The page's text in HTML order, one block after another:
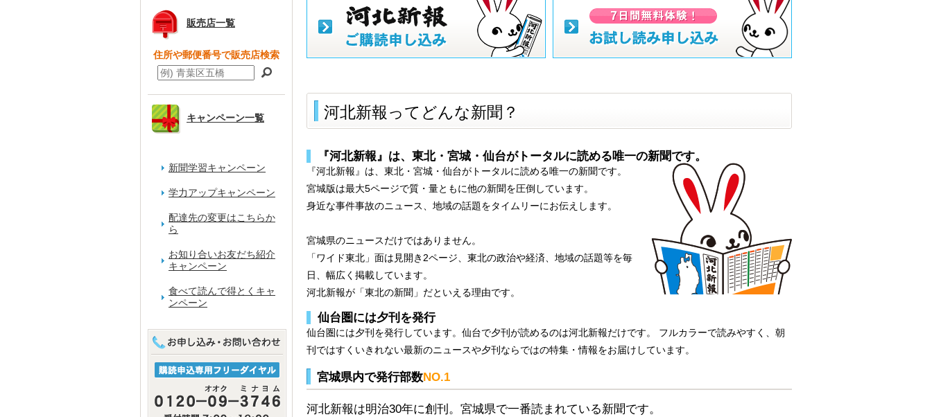
河北新報ってどんな新聞？
『河北新報』は、東北・宮城・仙台がトータルに読める唯一の新聞です。
『河北新報』は、東北・宮城・仙台がトータルに読める唯一の新聞です。
宮城版は最大5ページで質・量ともに他の新聞を圧倒しています。
身近な事件事故のニュース、地域の話題をタイムリーにお伝えします。
宮城県のニュースだけではありません。
「ワイド東北」面は見開き2ページ、東北の政治や経済、地域の話題等を毎
日、幅広く掲載しています。
河北新報が「東北の新聞」だといえる理由です。
仙台圏には夕刊を発行
仙台圏には夕刊を発行しています。仙台で夕刊が読めるのは河北新報だけです。 フルカラーで読みやすく、朝
刊ではすくいきれない最新のニュースや夕刊ならではの特集・情報をお届けしています。
宮城県内で発行部数NO.1
河北新報は明治30年に創刊。宮城県で一番読まれている新聞です。
販売店一覧
住所や郵便番号で販売店検索
キャンペーン一覧
新聞学習キャンペーン
学力アップキャンペーン
配達先の変更はこちらか
ら
お知り合いお友だち紹介
キャンペーン
食べて読んで得とくキャ
ンペーン